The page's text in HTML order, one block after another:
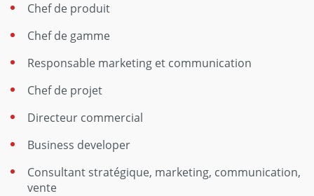
Chef de produit
Chef de gamme
Responsable marketing et communication
Chef de projet
Directeur commercial
Business developer
Consultant stratégique, marketing, communication,
vente